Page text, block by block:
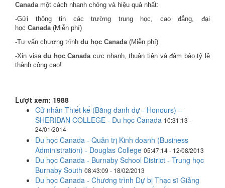
Canadamột cách nhanh chóng và hiệu quả nhất:
-Gửi thông tin các trường trung học, cao đẳng, đại
học Canada(Miễn phí)
-Tư vấn chương trình du học Canada(Miễn phí)
-Xin visadu học Canadacực nhanh, thuận tiện và đảm bảo tỷ lệ
thành công cao!
Lượt xem: 1988
Cử nhân Thiết kế (Bằng danh dự - Honours) –
SHERIDAN COLLEGE - Du học Canada 10:31:13 -
24/01/2014
Du học Canada - Quản trị Kinh doanh (Business
Administration) - Douglas College 05:47:14 - 12/08/2013
Du học Canada - Burnaby School District - Trung học
Burnaby South 08:43:09 - 18/02/2013
Du học Canada - Chương trình Dự bị Thạc sĩ Giảng